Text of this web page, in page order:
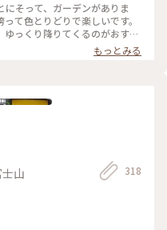
そって、ガーデンがありま
て色とりどりで楽しいです。
っくり降りてくるのがおすす
もっとみる
山 318